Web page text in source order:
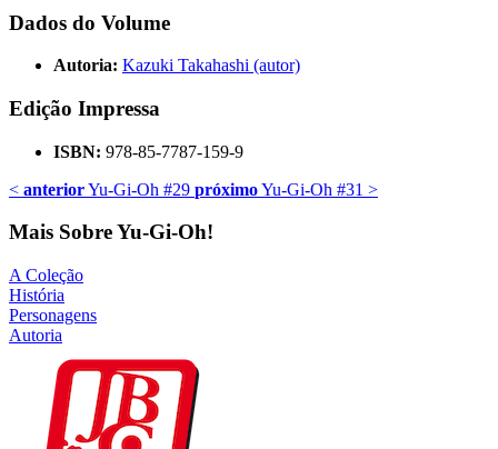
Dados do Volume
Autoria: Kazuki Takahashi (autor)
Edição Impressa
ISBN: 978-85-7787-159-9
< anteriorYu-Gi-Oh #29 próximoYu-Gi-Oh #31 >
Mais Sobre Yu-Gi-Oh!
A Coleção
História
Personagens
Autoria